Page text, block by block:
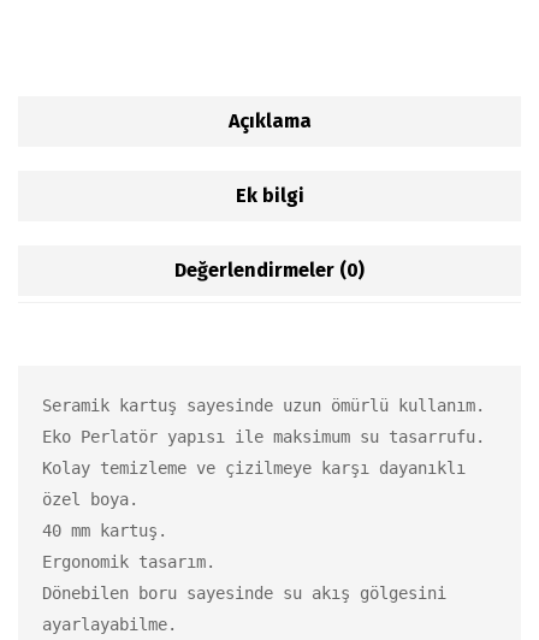
Açıklama
Ek bilgi
Değerlendirmeler (0)
Seramik kartuş sayesinde uzun ömürlü kullanım.
Eko Perlatör yapısı ile maksimum su tasarrufu.
Kolay temizleme ve çizilmeye karşı dayanıklı
özel boya.
40 mm kartuş.
Ergonomik tasarım.
Dönebilen boru sayesinde su akış gölgesini
ayarlayabilme.